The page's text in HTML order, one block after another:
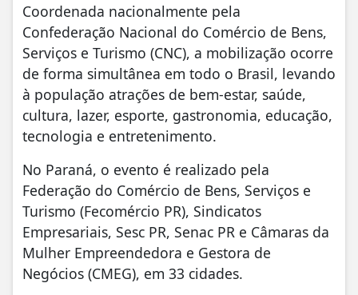
Coordenada nacionalmente pela
Confederação Nacional do Comércio de Bens,
Serviços e Turismo (CNC), a mobilização ocorre
de forma simultânea em todo o Brasil, levando
à população atrações de bem-estar, saúde,
cultura, lazer, esporte, gastronomia, educação,
tecnologia e entretenimento.
No Paraná, o evento é realizado pela
Federação do Comércio de Bens, Serviços e
Turismo (Fecomércio PR), Sindicatos
Empresariais, Sesc PR, Senac PR e Câmaras da
Mulher Empreendedora e Gestora de
Negócios (CMEG), em 33 cidades.